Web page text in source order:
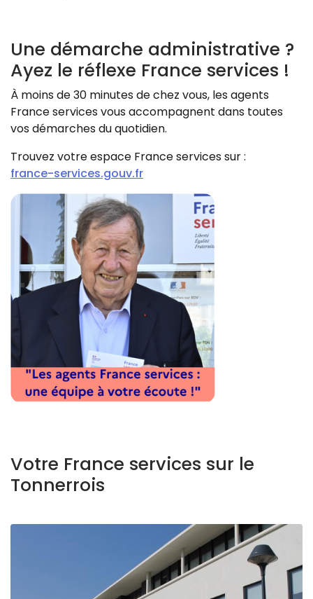
Une démarche administrative ?
Ayez le réflexe France services !
À moins de 30 minutes de chez vous, les agents
France services vous accompagnent dans toutes
vos démarches du quotidien.
Trouvez votre espace France services sur :
france-services.gouv.fr
Votre France services sur le
Tonnerrois